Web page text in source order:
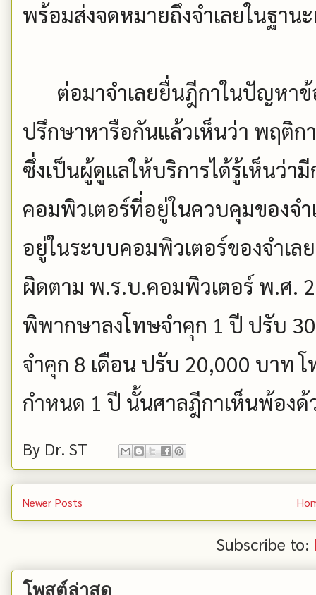
พร้อมส่งจดหมายถึงจำเลยในฐาน
ต่อมาจำเลยยื่นฎีกาในปัญหาข้
ปรึกษาหารือกันแล้วเห็นว่า พฤติก
ซึ่งเป็นผู้ดูแลให้บริการได้รู้เห็นว่
คอมพิวเตอร์ที่อยู่ในควบคุมของจ
อยู่ในระบบคอมพิวเตอร์ของจำเล
ผิดตาม พ.ร.บ.คอมพิวเตอร์ พ.ศ.
พิพากษาลงโทษจำคุก 1 ปี ปรับ
จำคุก 8 เดือน ปรับ 20,000 บาท
กำหนด 1 ปี นั้นศาลฎีกาเห็นพ้อง
By Dr. ST
Newer Posts
Subscribe to:
โพสต์ล่าสุด